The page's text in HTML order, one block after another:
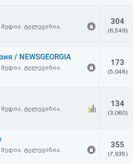
მედია, ტელევიზია,
304
(6,549)
/ NEWSGEORGIA
მედია, ტელევიზია,
173
(5,048)
მედია, ტელევიზია,
134
(3,060)
მედია, ტელევიზია,
355
(7,935)